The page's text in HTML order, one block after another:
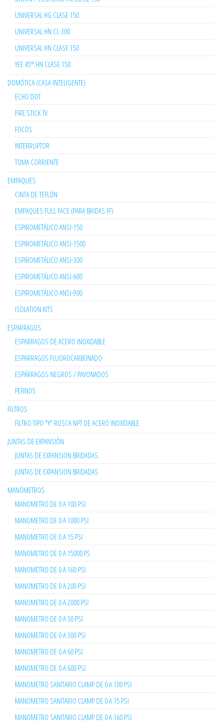
UNIVERSAL HG CLASE 150
UNIVERSAL HN CL-300
UNIVERSAL HN CLASE 150
YEE 45° HN CLASE 150
DOMÓTICA (CASA INTELIGENTE)
ECHO DOT
FIRE STICK TV
FOCOS
INTERRUPTOR
TOMA CORRIENTE
EMPAQUES
CINTA DE TEFLÓN
EMPAQUES FULL FACE (PARA BRIDAS FF)
ESPIROMETÁLICO ANSI-150
ESPIROMETÁLICO ANSI-1500
ESPIROMETÁLICO ANSI-300
ESPIROMETÁLICO ANSI-600
ESPIROMETÁLICO ANSI-900
ISOLATION KITS
ESPARRAGOS
ESPARRAGOS DE ACERO INOXIDABLE
ESPARRAGOS FLUOROCARBONADO
ESPÁRRAGOS NEGROS / PAVONADOS
PERNOS
FILTROS
FILTRO TIPO "Y" ROSCA NPT DE ACERO INOXIDABLE
JUNTAS DE EXPANSIÓN
JUNTAS DE EXPANSION BRIDADAS
JUNTAS DE EXPANSION BRIDADAS
MANÓMETROS
MANOMETRO DE 0 A 100 PSI
MANOMETRO DE 0 A 1000 PSI
MANOMETRO DE 0 A 15 PSI
MANOMETRO DE 0 A 15000 PS
MANOMETRO DE 0 A 160 PSI
MANOMETRO DE 0 A 200 PSI
MANOMETRO DE 0 A 2000 PSI
MANOMETRO DE 0 A 30 PSI
MANOMETRO DE 0 A 300 PSI
MANOMETRO DE 0 A 60 PSI
MANOMETRO DE 0 A 600 PSI
MANOMETRO SANITARIO CLAMP DE 0 A 100 PSI
MANOMETRO SANITARIO CLAMP DE 0 A 15 PSI
MANOMETRO SANITARIO CLAMP DE 0 A 160 PSI